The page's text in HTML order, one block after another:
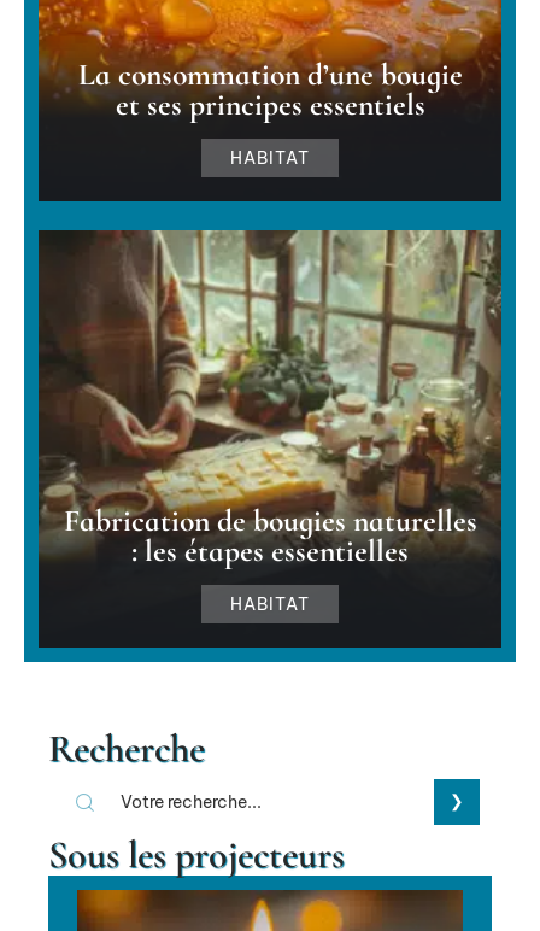
La consommation d’une bougie
et ses principes essentiels
HABITAT
Fabrication de bougies naturelles
: les étapes essentielles
HABITAT
Recherche
Sous les projecteurs